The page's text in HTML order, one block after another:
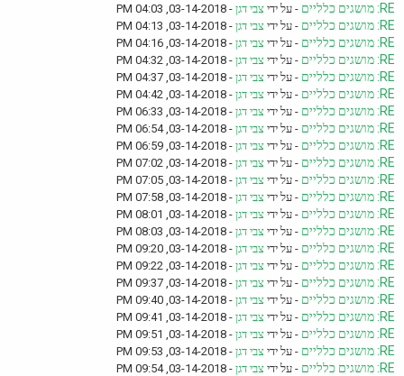
RE: מושגים כלליים - על ידי צבי דגן - 03-14-2018, 04:03 PM
RE: מושגים כלליים - על ידי צבי דגן - 03-14-2018, 04:13 PM
RE: מושגים כלליים - על ידי צבי דגן - 03-14-2018, 04:16 PM
RE: מושגים כלליים - על ידי צבי דגן - 03-14-2018, 04:32 PM
RE: מושגים כלליים - על ידי צבי דגן - 03-14-2018, 04:37 PM
RE: מושגים כלליים - על ידי צבי דגן - 03-14-2018, 04:42 PM
RE: מושגים כלליים - על ידי צבי דגן - 03-14-2018, 06:33 PM
RE: מושגים כלליים - על ידי צבי דגן - 03-14-2018, 06:54 PM
RE: מושגים כלליים - על ידי צבי דגן - 03-14-2018, 06:59 PM
RE: מושגים כלליים - על ידי צבי דגן - 03-14-2018, 07:02 PM
RE: מושגים כלליים - על ידי צבי דגן - 03-14-2018, 07:05 PM
RE: מושגים כלליים - על ידי צבי דגן - 03-14-2018, 07:58 PM
RE: מושגים כלליים - על ידי צבי דגן - 03-14-2018, 08:01 PM
RE: מושגים כלליים - על ידי צבי דגן - 03-14-2018, 08:03 PM
RE: מושגים כלליים - על ידי צבי דגן - 03-14-2018, 09:20 PM
RE: מושגים כלליים - על ידי צבי דגן - 03-14-2018, 09:22 PM
RE: מושגים כלליים - על ידי צבי דגן - 03-14-2018, 09:37 PM
RE: מושגים כלליים - על ידי צבי דגן - 03-14-2018, 09:40 PM
RE: מושגים כלליים - על ידי צבי דגן - 03-14-2018, 09:41 PM
RE: מושגים כלליים - על ידי צבי דגן - 03-14-2018, 09:51 PM
RE: מושגים כלליים - על ידי צבי דגן - 03-14-2018, 09:53 PM
RE: מושגים כלליים - על ידי צבי דגן - 03-14-2018, 09:54 PM